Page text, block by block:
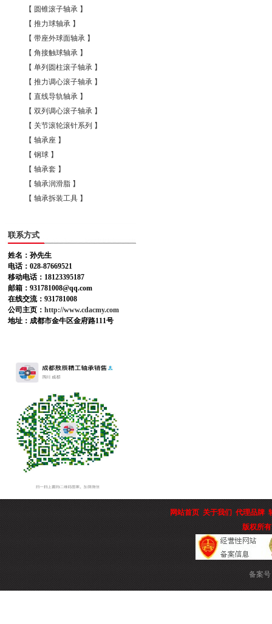
【 圆锥滚子轴承 】
【 推力球轴承 】
【 带座外球面轴承 】
【 角接触球轴承 】
【 单列圆柱滚子轴承 】
【 推力调心滚子轴承 】
【 直线导轨轴承 】
【 双列调心滚子轴承 】
【 关节滚轮滚针系列 】
【 轴承座 】
【 钢球 】
【 轴承套 】
【 轴承润滑脂 】
【 轴承拆装工具 】
联系方式
姓名：孙先生
电话：028-87669521
移动电话：18123395187
邮箱：931781008@qq.com
在线交流：931781008
公司主页： http://www.cdacmy.com
地址：成都市金牛区金府路111号
网站首页 关于我们 代理品牌
版权所
备案号